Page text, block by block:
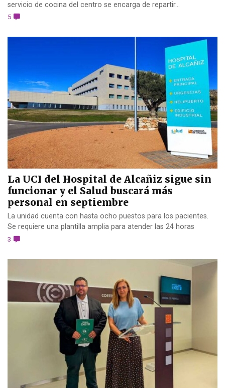
servicio de cocina del centro se encarga de repartir...
5
La UCI del Hospital de Alcañiz sigue sin
funcionar y el Salud buscará más
personal en septiembre
La unidad cuenta con hasta ocho puestos para los pacientes.
Se requiere una plantilla amplia para atender las 24 horas
3